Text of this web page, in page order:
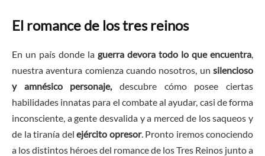
El romance de los tres reinos
En un país donde la guerra devora todo lo que encuentra,
nuestra aventura comienza cuando nosotros, un silencioso
y amnésico personaje, descubre cómo posee ciertas
habilidades innatas para el combate al ayudar, casi de forma
inconsciente, a gente desvalida y a merced de los saqueos y
de la tiranía del ejército opresor. Pronto iremos conociendo
a los distintos héroes del romance de los Tres Reinos junto a